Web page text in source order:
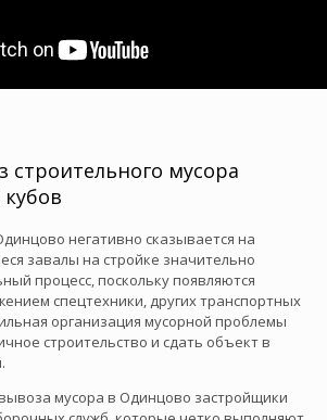
строительного мусора
негативно сказывается на
завалы на стройке значительно
процесс, поскольку появляются
спецтехники, других транспортных
организация мусорной проблемы
строительство и сдать объект в
мусора в Одинцово застройщики